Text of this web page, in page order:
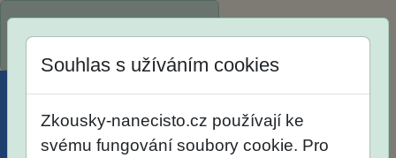
Souhlas s užíváním cookies
Zkousky-nanecisto.cz používají ke
svému fungování soubory cookie. Pro